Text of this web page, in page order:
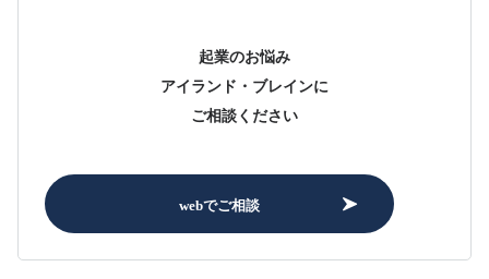
起業のお悩み
アイランド・ブレインに
ご相談ください
webでご相談